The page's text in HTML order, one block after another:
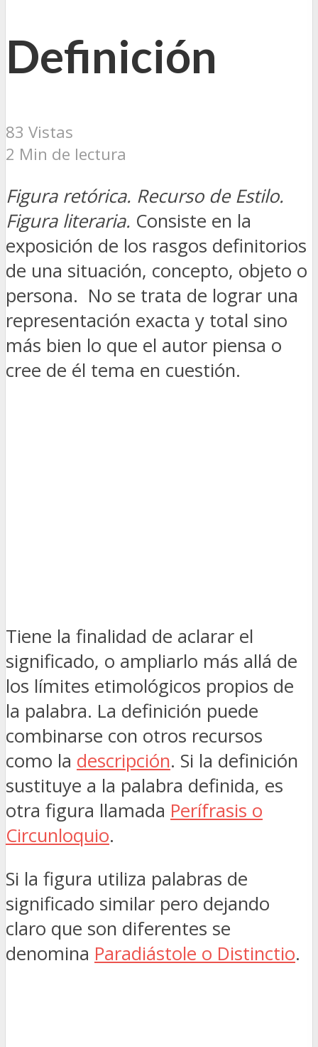
Definición
83 Vistas
2 Min de lectura
Figura retórica. Recurso de Estilo.
Figura literaria. Consiste en la
exposición de los rasgos definitorios
de una situación, concepto, objeto o
persona. No se trata de lograr una
representación exacta y total sino
más bien lo que el autor piensa o
cree de él tema en cuestión.
Tiene la finalidad de aclarar el
significado, o ampliarlo más allá de
los límites etimológicos propios de
la palabra. La definición puede
combinarse con otros recursos
como la descripción. Si la definición
sustituye a la palabra definida, es
otra figura llamada Perífrasis o
Circunloquio.
Si la figura utiliza palabras de
significado similar pero dejando
claro que son diferentes se
denomina Paradiástole o Distinctio.